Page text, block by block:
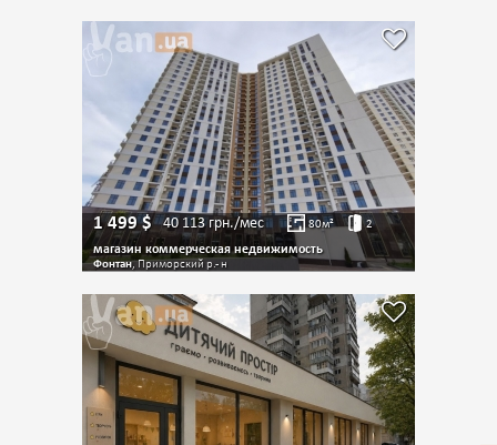
1 499$ 40 113грн./мес 80м² 2
магазин коммерческая недвижимость
Фонтан, Приморский р.- н